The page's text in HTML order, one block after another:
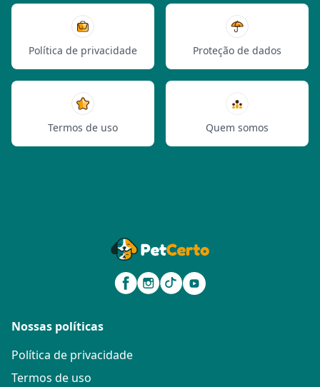
Política de privacidade Proteção de dados
Termos de uso Quem somos
Nossas políticas
Política de privacidade
Termos de uso